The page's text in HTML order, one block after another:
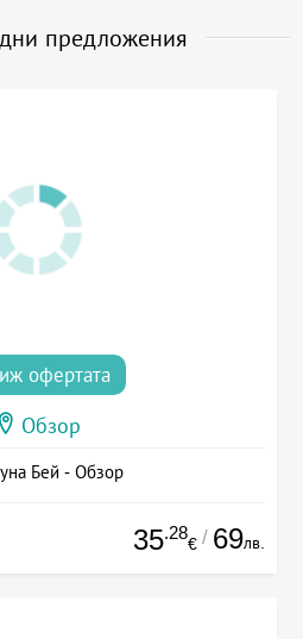
предложения
офертата
Обзор
Бей - Обзор
35.28
€ / 69лв.